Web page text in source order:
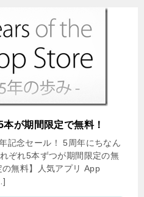
が期間限定で無料！
記念セール！ 5周年にちなん
ぞれ5本ずつが期間限定の無
無料】人気アプリ App